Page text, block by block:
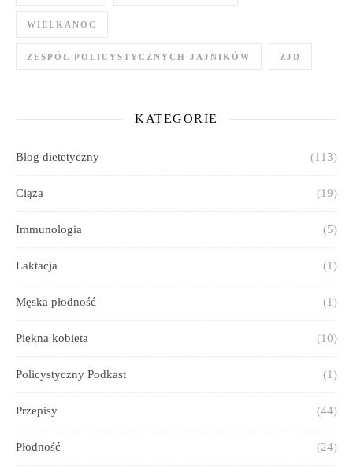
WIELKANOC
ZESPÓŁ POLICYSTYCZNYCH JAJNIKÓW ZJD
KATEGORIE
Blog dietetyczny (113)
Ciąża (19)
Immunologia (5)
Laktacja (1)
Męska płodność (1)
Piękna kobieta (10)
Policystyczny Podkast (1)
Przepisy (44)
Płodność (24)